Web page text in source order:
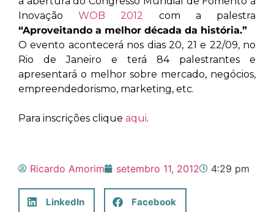
InovaçãoWOB 2012 com a palestra
“Aproveitando a melhor década da história.”
O evento acontecerá nos dias 20, 21 e 22/09, no
Rio de Janeiro e terá 84 palestrantes e
apresentará o melhor sobre mercado, negócios,
empreendedorismo, marketing, etc.
Para inscrições clique aqui.
Ricardo Amorim setembro 11, 2012 4:29 pm
LinkedIn Facebook